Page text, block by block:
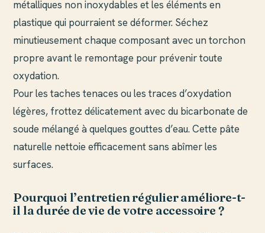
métalliques non inoxydables et les éléments en
plastique qui pourraient se déformer. Séchez
minutieusement chaque composant avec un torchon
propre avant le remontage pour prévenir toute
oxydation.
Pour les taches tenaces ou les traces d’oxydation
légères, frottez délicatement avec du bicarbonate de
soude mélangé à quelques gouttes d’eau. Cette pâte
naturelle nettoie efficacement sans abîmer les
surfaces.
Pourquoi l’entretien régulier améliore-t-
il la durée de vie de votre accessoire ?